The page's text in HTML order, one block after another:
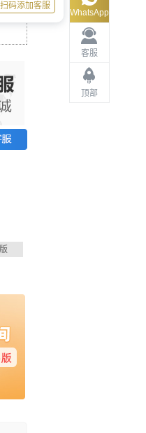
客服
顶部
WhatsApp
扫码添加客服